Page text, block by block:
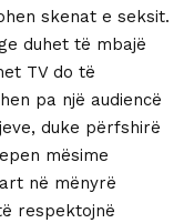
skenat e seksit.
duhet të mbajë
TV do të
pa një audiencë
duke përfshirë
mësime
në mënyrë
respektojnë